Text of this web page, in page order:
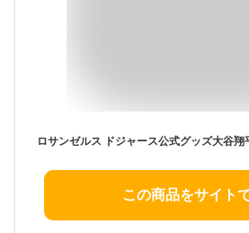
この商品をサイト